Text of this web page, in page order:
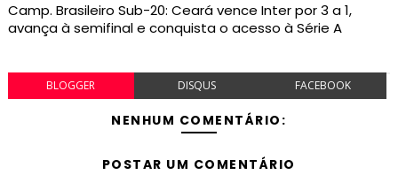
Camp. Brasileiro Sub-20: Ceará vence Inter por 3 a 1,
avança à semifinal e conquista o acesso à Série A
BLOGGER DISQUS FACEBOOK
NENHUM COMENTÁRIO:
POSTAR UM COMENTÁRIO